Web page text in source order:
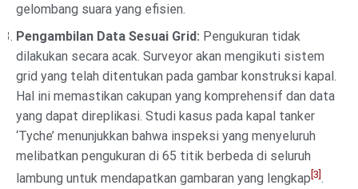
gelombang suara yang efisien.
Pengambilan Data Sesuai Grid: Pengukuran tidak
dilakukan secara acak. Surveyor akan mengikuti sistem
grid yang telah ditentukan pada gambar konstruksi kapal.
Hal ini memastikan cakupan yang komprehensif dan data
yang dapat direplikasi. Studi kasus pada kapal tanker
‘Tyche’ menunjukkan bahwa inspeksi yang menyeluruh
melibatkan pengukuran di 65 titik berbeda di seluruh
lambung untuk mendapatkan gambaran yang lengkap [3] .